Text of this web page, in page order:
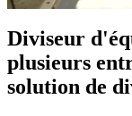
Diviseur
plusieurs
solution de